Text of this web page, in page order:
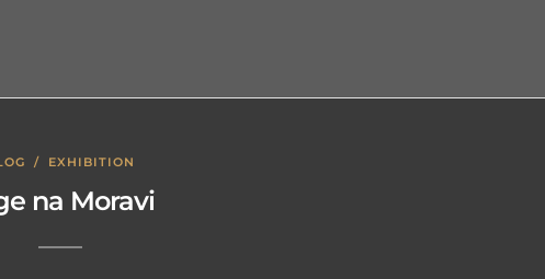
/ EXHIBITION
na Moravi